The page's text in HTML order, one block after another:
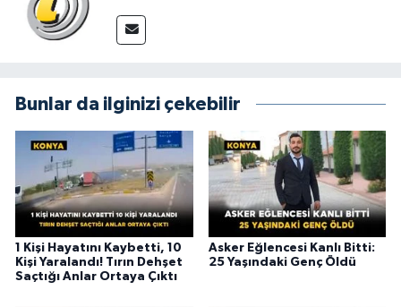
Bunlar da ilginizi çekebilir
1 Kişi Hayatını Kaybetti, 10
Kişi Yaralandı! Tırın Dehşet
Saçtığı Anlar Ortaya Çıktı
Asker Eğlencesi Kanlı Bitti:
25 Yaşındaki Genç Öldü